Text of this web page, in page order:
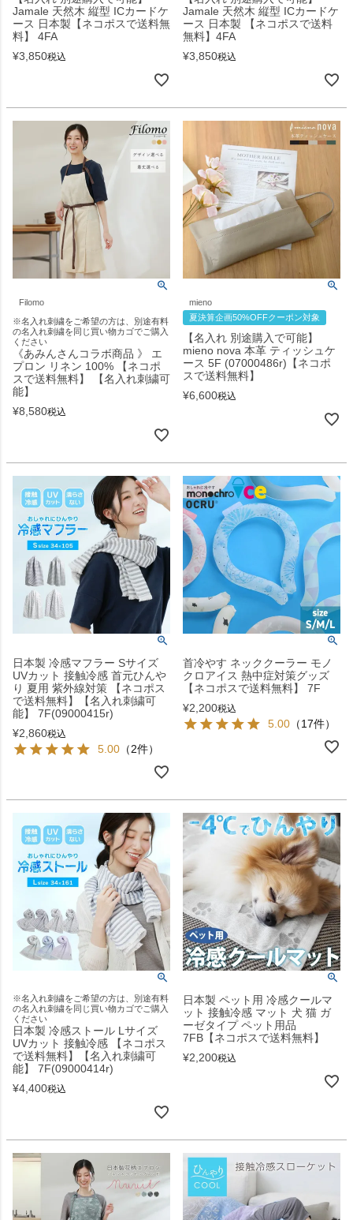
Jamale 天然木 縦型 ICカードケ
ース 日本製【ネコポスで送料無
料】 4FA
¥3,850税込
Jamale 天然木 縦型 ICカードケ
ース 日本製 【ネコポスで送料
無料】4FA
¥3,850税込
Filomo
※名入れ刺繍をご希望の方は、別途有料
の名入れ刺繍を同じ買い物カゴでご購入
ください
《あみんさんコラボ商品 》 エ
プロン リネン 100% 【ネコポ
スで送料無料】 【名入れ刺繍可
能】
¥8,580税込
mieno
夏決算企画50%OFFクーポン対象
【名入れ 別途購入で可能】
mieno nova 本革 ティッシュケ
ース 5F (07000486r)【ネコポ
スで送料無料】
¥6,600税込
日本製 冷感マフラー Sサイズ
UVカット 接触冷感 首元ひんや
り 夏用 紫外線対策 【ネコポス
で送料無料】【名入れ刺繍可
能】 7F(09000415r)
¥2,860税込
5.00 （2件）
首冷やす ネッククーラー モノ
クロアイス 熱中症対策グッズ
【ネコポスで送料無料】 7F
¥2,200税込
5.00 （17件）
※名入れ刺繍をご希望の方は、別途有料
の名入れ刺繍を同じ買い物カゴでご購入
ください
日本製 冷感ストール Lサイズ
UVカット 接触冷感 【ネコポス
で送料無料】【名入れ刺繍可
能】 7F(09000414r)
¥4,400税込
日本製 ペット用 冷感クールマ
ット 接触冷感 マット 犬 猫 ガ
ーゼタイプ ペット用品
7FB【ネコポスで送料無料】
¥2,200税込